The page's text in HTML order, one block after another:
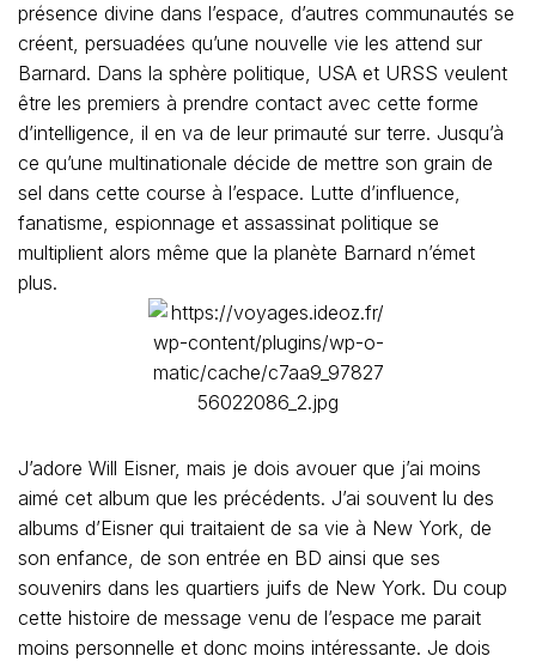
présence divine dans l’espace, d’autres communautés se
créent, persuadées qu’une nouvelle vie les attend sur
Barnard. Dans la sphère politique, USA et URSS veulent
être les premiers à prendre contact avec cette forme
d’intelligence, il en va de leur primauté sur terre. Jusqu’à
ce qu’une multinationale décide de mettre son grain de
sel dans cette course à l’espace. Lutte d’influence,
fanatisme, espionnage et assassinat politique se
multiplient alors même que la planète Barnard n’émet
plus.
J’adore Will Eisner, mais je dois avouer que j’ai moins
aimé cet album que les précédents. J’ai souvent lu des
albums d’Eisner qui traitaient de sa vie à New York, de
son enfance, de son entrée en BD ainsi que ses
souvenirs dans les quartiers juifs de New York. Du coup
cette histoire de message venu de l’espace me parait
moins personnelle et donc moins intéressante. Je dois